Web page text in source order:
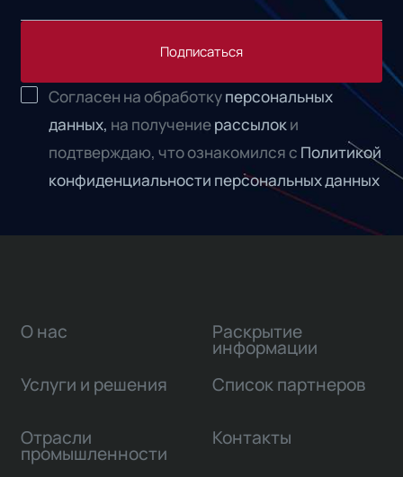
Подписаться
Согласен на обработкуперсональных
данных, на получениерассылоки
подтверждаю, что ознакомился с Политикой
конфиденциальности персональных данных
О нас
Услуги и решения
Отрасли
промышленности
Раскрытие
информации
Список партнеров
Контакты